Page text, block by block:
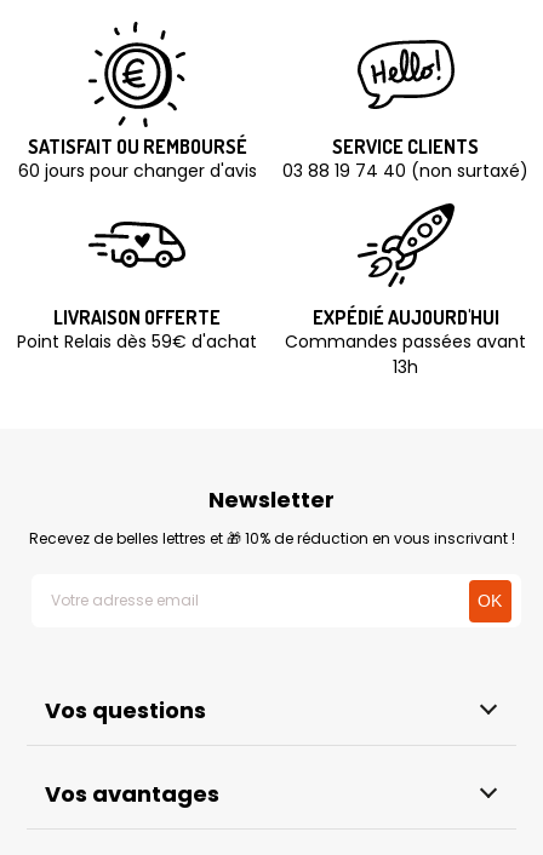
SATISFAIT OU REMBOURSÉ
60 jours pour changer d'avis
SERVICE CLIENTS
03 88 19 74 40 (non surtaxé)
LIVRAISON OFFERTE
Point Relais dès 59€ d'achat
EXPÉDIÉ AUJOURD'HUI
Commandes passées avant
13h
Vos questions
Vos avantages
Newsletter
Recevez de belles lettres et 🎁 10% de réduction en vous inscrivant !